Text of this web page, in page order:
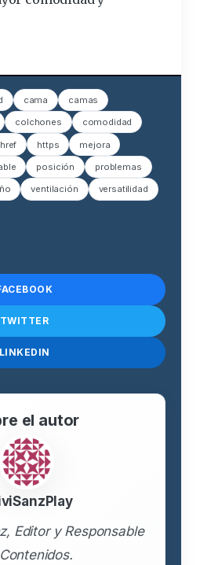
cama camas
colchones comodidad
href https mejora
posición problemas
ventilación versatilidad
TWITTER
LINKEDIN
el autor
Editor y Responsable